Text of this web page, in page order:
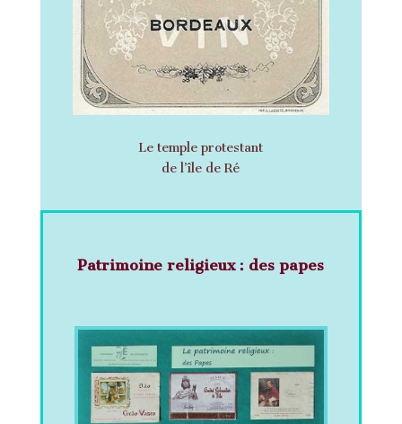
Le temple protestant
de l’île de Ré
Patrimoine religieux : des papes